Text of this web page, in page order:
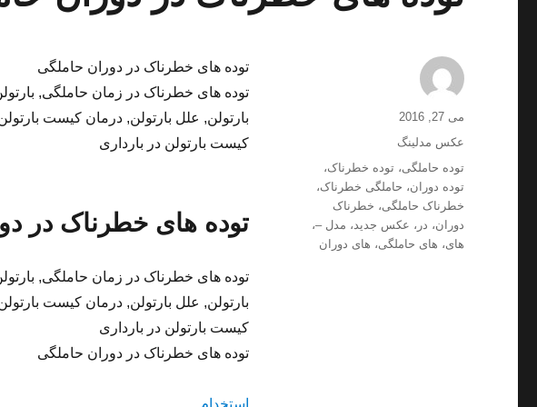
توده های خطرناک در دوران حاملگی
توده های خطرناک در زمان حاملگی,
بارتولن, علل بارتولن, درمان کیست
کیست بارتولن در بارداری
توده های خطرناک در
توده های خطرناک در زمان حاملگی,
بارتولن, علل بارتولن, درمان کیست
کیست بارتولن در بارداری
توده های خطرناک در دوران حاملگی
استخدام
نویسنده
ارسال
شده
می 27, 2016
دسته‌ها
عکس مدلینگ
برچسب‌ها
توده حاملگی،توده خطرناک،
توده دوران، حاملگی خطرناک،
خطرناک حاملگی، خطرناک
دوران، در ، عکس جدید، مدل –،
های، های حاملگی، های دوران